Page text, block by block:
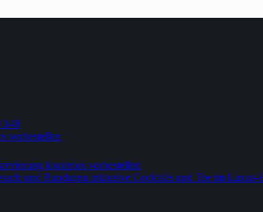
148
vorbestellen
kostenlos vorbestellen
und Rundgang inklusive Cocktails und Tee im Luxus-